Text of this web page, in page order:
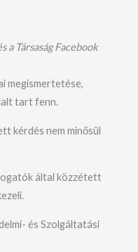
a Társaság Facebook
megismertetése,
tart fenn.
kérdés nem minősül
által közzétett
és Szolgáltatási